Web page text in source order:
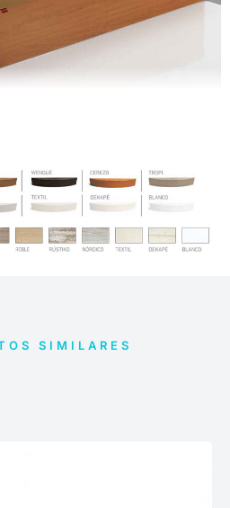
SIMILARES